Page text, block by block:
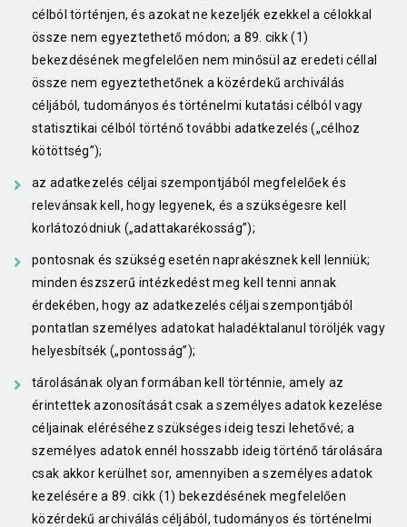
célból történjen, és azokat ne kezeljék ezekkel a célokkal
össze nem egyeztethető módon; a 89. cikk (1)
bekezdésének megfelelően nem minősül az eredeti céllal
össze nem egyeztethetőnek a közérdekű archiválás
céljából, tudományos és történelmi kutatási célból vagy
statisztikai célból történő további adatkezelés („célhoz
kötöttség”);
az adatkezelés céljai szempontjából megfelelőek és
relevánsak kell, hogy legyenek, és a szükségesre kell
korlátozódniuk („adattakarékosság”);
pontosnak és szükség esetén naprakésznek kell lenniük;
minden észszerű intézkedést meg kell tenni annak
érdekében, hogy az adatkezelés céljai szempontjából
pontatlan személyes adatokat haladéktalanul töröljék vagy
helyesbítsék („pontosság”);
tárolásának olyan formában kell történnie, amely az
érintettek azonosítását csak a személyes adatok kezelése
céljainak eléréséhez szükséges ideig teszi lehetővé; a
személyes adatok ennél hosszabb ideig történő tárolására
csak akkor kerülhet sor, amennyiben a személyes adatok
kezelésére a 89. cikk (1) bekezdésének megfelelően
közérdekű archiválás céljából, tudományos és történelmi